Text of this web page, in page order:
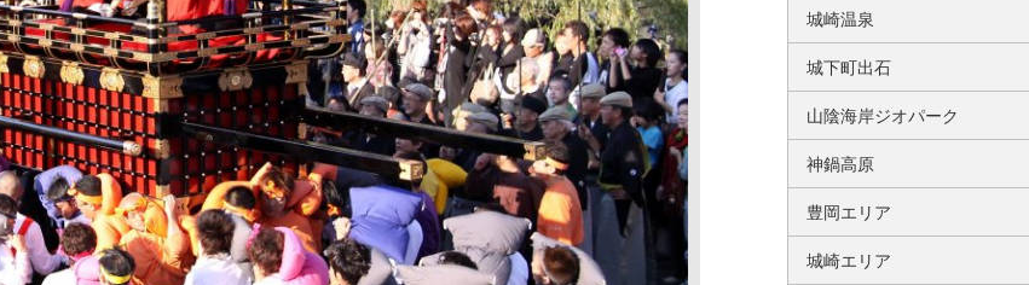
城崎温泉
城下町出石
山陰海岸ジオパーク
神鍋高原
豊岡エリア
城崎エリア